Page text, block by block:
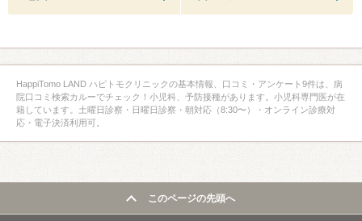
HappiTomo LAND ハピトモクリニックの基本情報、口コミ・アンケート9件は、病
院口コミ検索カルーでチェック！小児科、予防接種があります。小児科専門医が在
籍しています。土曜日診察・日曜日診察・朝対応（8:30〜）・オンライン診療対
応・電子決済利用可。
このページの先頭へ